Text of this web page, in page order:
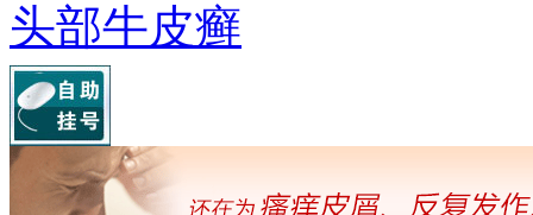
头部牛皮癣